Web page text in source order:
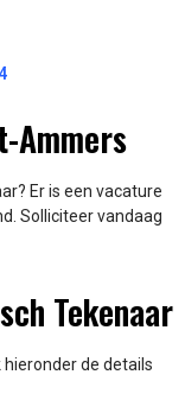
Ammers
Er is een vacature
Solliciteer vandaag
Tekenaar
de details